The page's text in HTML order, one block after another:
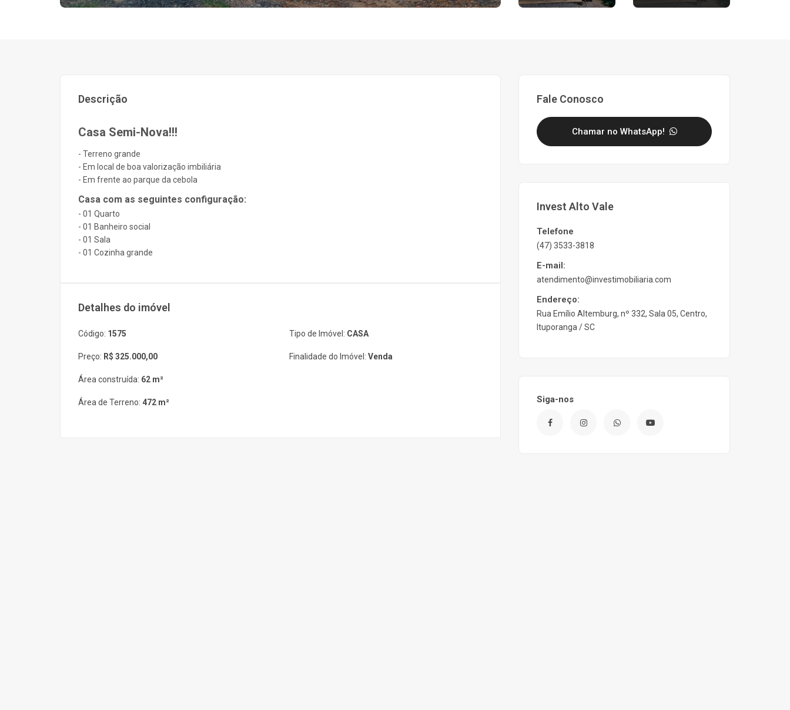
Descrição
Casa Semi-Nova!!!
- Terreno grande
- Em local de boa valorização imbiliária
- Em frente ao parque da cebola
Casa com as seguintes configuração:
- 01 Quarto
- 01 Banheiro social
- 01 Sala
- 01 Cozinha grande
Detalhes do imóvel
Código: 1575
Preço: R$ 325.000,00
Área construída: 62 m²
Área de Terreno: 472 m²
Tipo de Imóvel: CASA
Finalidade do Imóvel: Venda
Fale Conosco
Chamar no WhatsApp!
Invest Alto Vale
Telefone
(47) 3533-3818
E-mail:
atendimento@investimobiliaria.com
Endereço:
Rua Emílio Altemburg, nº 332, Sala 05, Centro,
Ituporanga / SC
Siga-nos